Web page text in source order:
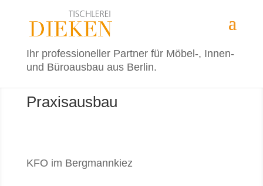
Ihr professioneller Partner für Möbel-, Innen-
und Büroausbau aus Berlin.
Praxisausbau
KFO im Bergmannkiez